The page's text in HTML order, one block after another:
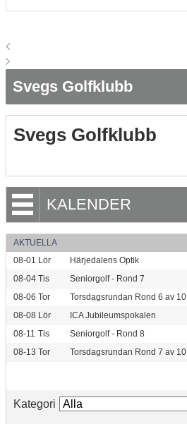
Svegs Golfklubb
Svegs Golfklubb
KALENDER
AKTUELLA
08-01 Lör
Härjedalens Optik
08-04 Tis
Seniorgolf - Rond 7
08-06 Tor
Torsdagsrundan Rond 6 av 10
08-08 Lör
ICA Jubileumspokalen
08-11 Tis
Seniorgolf - Rond 8
08-13 Tor Torsdagsrundan Rond 7 av 10
Kategori